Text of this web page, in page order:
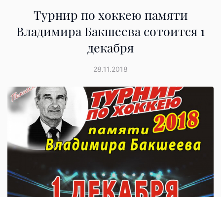
Турнир по хоккею памяти
Владимира Бакшеева сотоится 1
декабря
28.11.2018